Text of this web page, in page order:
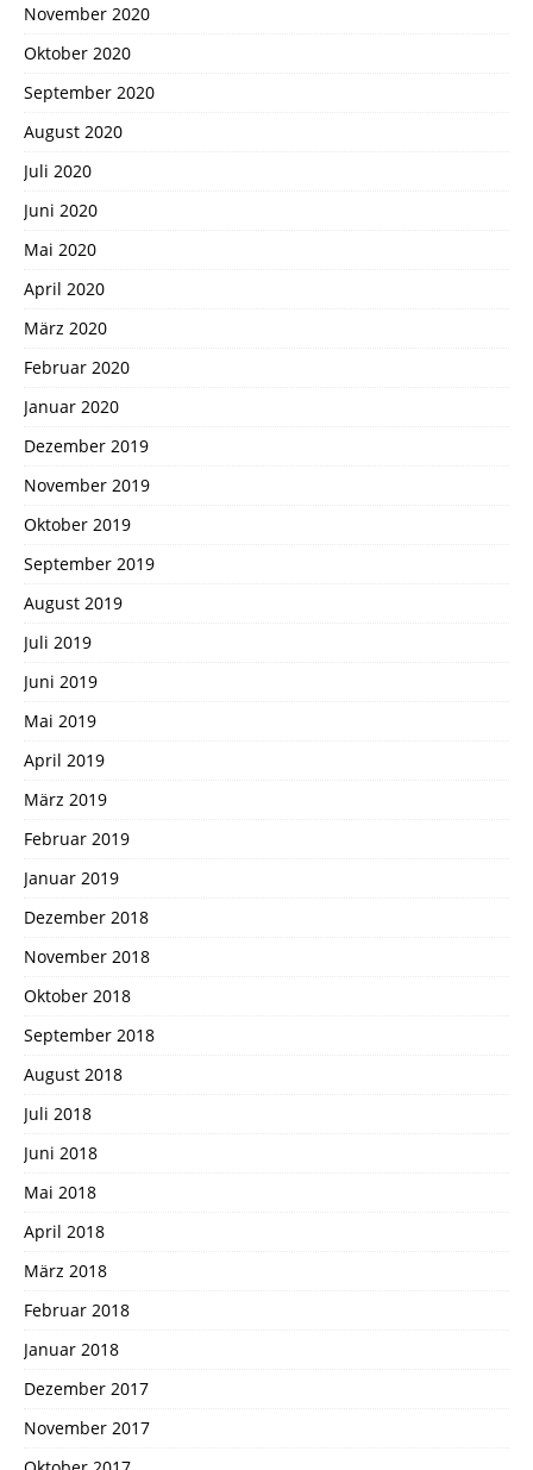
November 2020
Oktober 2020
September 2020
August 2020
Juli 2020
Juni 2020
Mai 2020
April 2020
März 2020
Februar 2020
Januar 2020
Dezember 2019
November 2019
Oktober 2019
September 2019
August 2019
Juli 2019
Juni 2019
Mai 2019
April 2019
März 2019
Februar 2019
Januar 2019
Dezember 2018
November 2018
Oktober 2018
September 2018
August 2018
Juli 2018
Juni 2018
Mai 2018
April 2018
März 2018
Februar 2018
Januar 2018
Dezember 2017
November 2017